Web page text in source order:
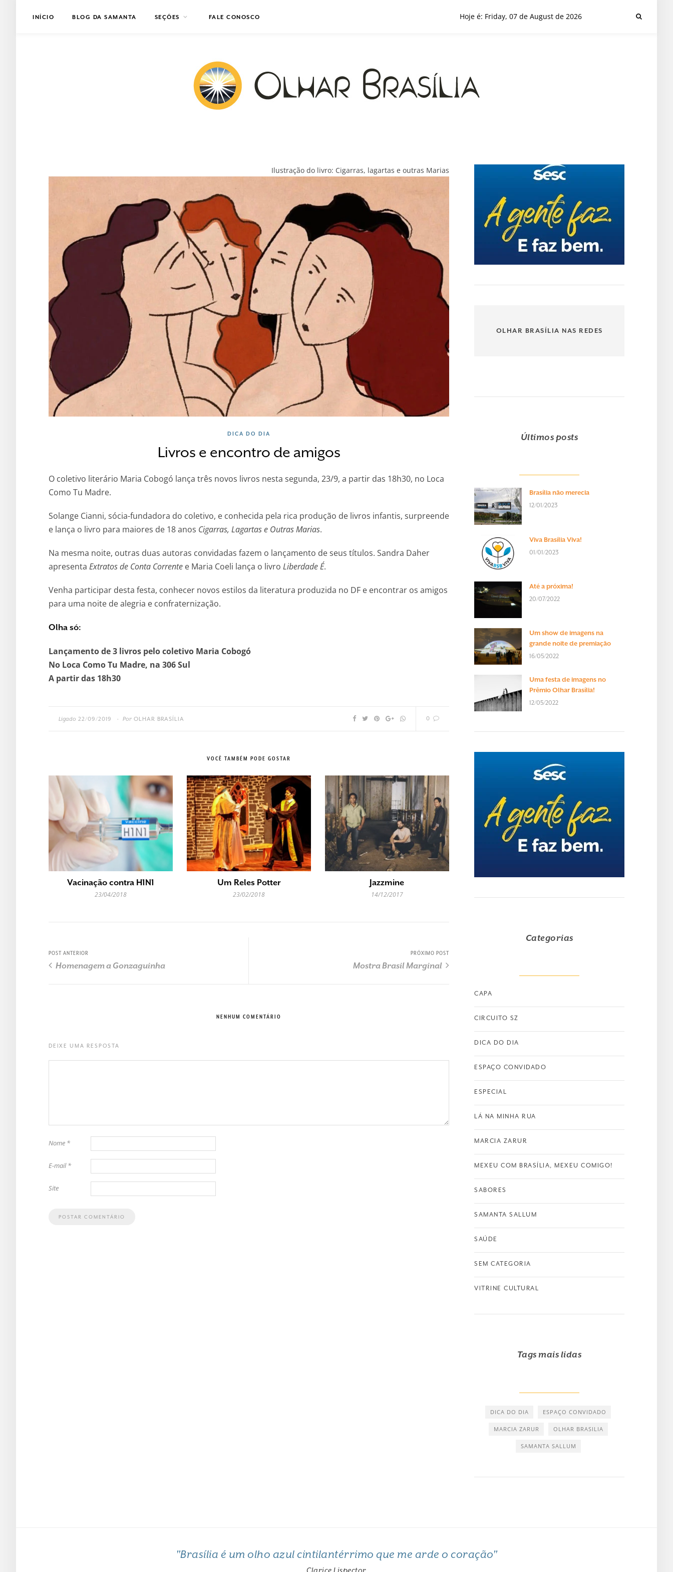
Hoje é: Friday, 07 de August de 2026
INÍCIO BLOG DA SAMANTA SEÇÕES FALE CONOSCO
Ilustração do livro: Cigarras, lagartas e outras Marias
DICA DO DIA
Livros e encontro de amigos
O coletivo literário Maria Cobogó lança três novos livros nesta segunda, 23/9, a partir das 18h30, no Loca
Como Tu Madre.
Solange Cianni, sócia-fundadora do coletivo, e conhecida pela rica produção de livros infantis, surpreende
e lança o livro para maiores de 18 anos Cigarras, Lagartas e Outras Marias.
Na mesma noite, outras duas autoras convidadas fazem o lançamento de seus títulos. Sandra Daher
apresenta Extratos de Conta Corrente e Maria Coeli lança o livro Liberdade É.
Venha participar desta festa, conhecer novos estilos da literatura produzida no DF e encontrar os amigos
para uma noite de alegria e confraternização.
Olha só:
Lançamento de 3 livros pelo coletivo Maria Cobogó
No Loca Como Tu Madre, na 306 Sul
A partir das 18h30
Ligado 22/09/2019 • Por OLHAR BRASÍLIA 0
VOCÊ TAMBÉM PODE GOSTAR
Vacinação contra H1N1
23/04/2018
Um Reles Potter
23/02/2018
Jazzmine
14/12/2017
POST ANTERIOR
Homenagem a Gonzaguinha
PRÓXIMO POST
Mostra Brasil Marginal
NENHUM COMENTÁRIO
DEIXE UMA RESPOSTA
Nome *
E-mail*
Site
OLHAR BRASÍLIA NAS REDES
Últimos posts
Brasília não merecia
12/01/2023
Viva Brasília Viva!
01/01/2023
Até a próxima!
20/07/2022
Um show de imagens na
grande noite de premiação
16/05/2022
Uma festa de imagens no
Prêmio Olhar Brasília!
12/05/2022
Categorias
CAPA
CIRCUITO SZ
DICA DO DIA
ESPAÇO CONVIDADO
ESPECIAL
LÁ NA MINHA RUA
MARCIA ZARUR
MEXEU COM BRASÍLIA, MEXEU COMIGO!
SABORES
SAMANTA SALLUM
SAÚDE
SEM CATEGORIA
VITRINE CULTURAL
Tags mais lidas
DICA DO DIA ESPAÇO CONVIDADO
MARCIA ZARUR OLHAR BRASILIA
SAMANTA SALLUM
"Brasília é um olho azul cintilantérrimo que me arde o coração"
Clarice Lispector